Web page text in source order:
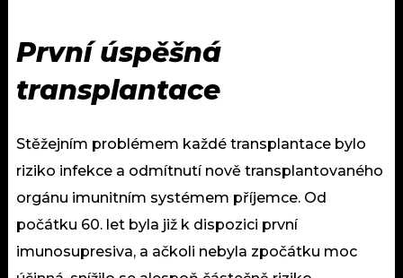
První úspěšná
transplantace
Stěžejním problémem každé transplantace bylo
riziko infekce a odmítnutí nově transplantovaného
orgánu imunitním systémem příjemce. Od
počátku 60. let byla již k dispozici první
imunosupresiva, a ačkoli nebyla zpočátku moc